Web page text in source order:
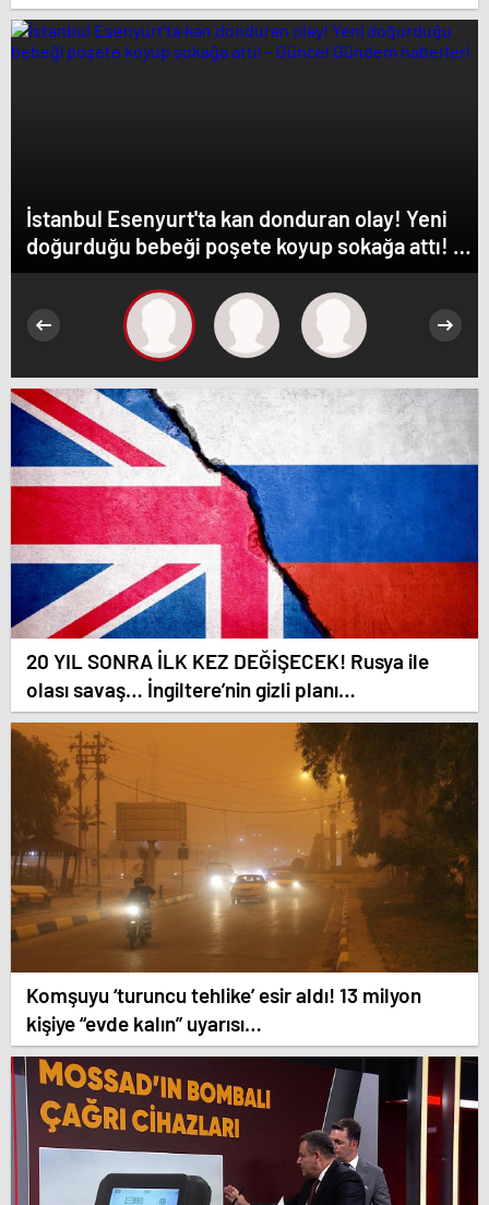
gitti!
İstanbul Esenyurt'ta kan donduran olay! Yeni
doğurduğu bebeği poşete koyup sokağa attı! –
Güncel Gündem haberleri
20 YIL SONRA İLK KEZ DEĞİŞECEK! Rusya ile
olası savaş… İngiltere’nin gizli planı
güncelleniyor!
Komşuyu ‘turuncu tehlike’ esir aldı! 13 milyon
kişiye “evde kalın” uyarısı…